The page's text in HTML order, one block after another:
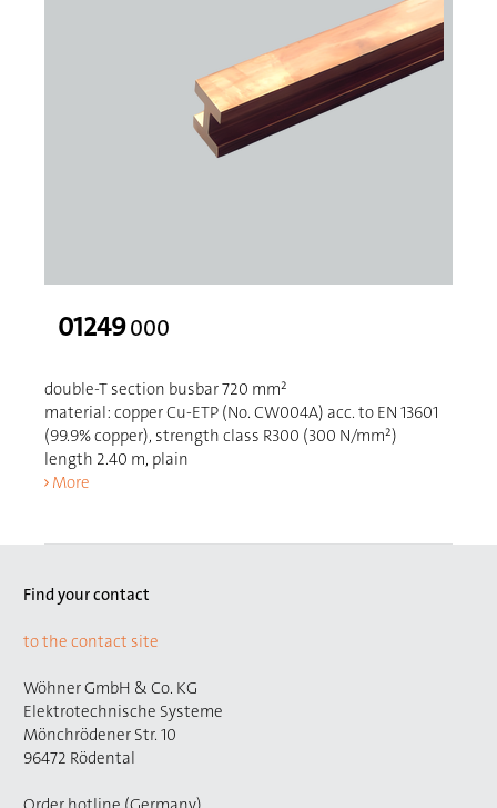
01249000
double-T section busbar 720 mm²
material: copper Cu-ETP (No. CW004A) acc. to EN 13601
(99.9% copper), strength class R300 (300 N/mm²)
length 2.40 m, plain
More
Find your contact
to the contact site
Wöhner GmbH & Co. KG
Elektrotechnische Systeme
Mönchrödener Str. 10
96472 Rödental